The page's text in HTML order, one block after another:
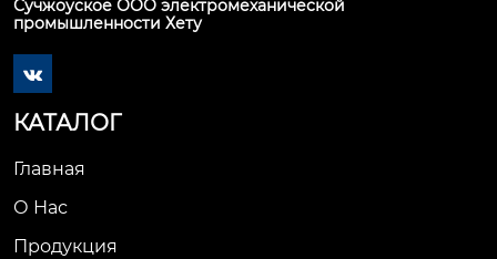
Сучжоуское ООО электромеханической
промышленности Хету

КАТАЛОГ
Главная
О Нас
Продукция